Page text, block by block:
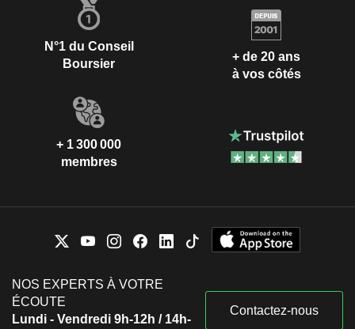
N°1 du Conseil
Boursier
+ de 20 ans
à vos côtés
+ 1 300 000
membres
NOS EXPERTS À VOTRE
ÉCOUTE
Lundi - Vendredi 9h-12h / 14h-
Contactez-nous